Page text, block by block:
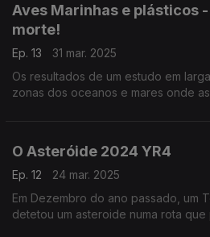
Aves Marinhas e plásticos
morte!
Ep. 13
31 mar. 2025
Os resultados de um estudo em
zonas dos oceanos e mares onde
O Asteróide 2024 YR4
Ep. 12
24 mar. 2025
Em Dezembro do ano passado, um
detetou um asteroide numa rota